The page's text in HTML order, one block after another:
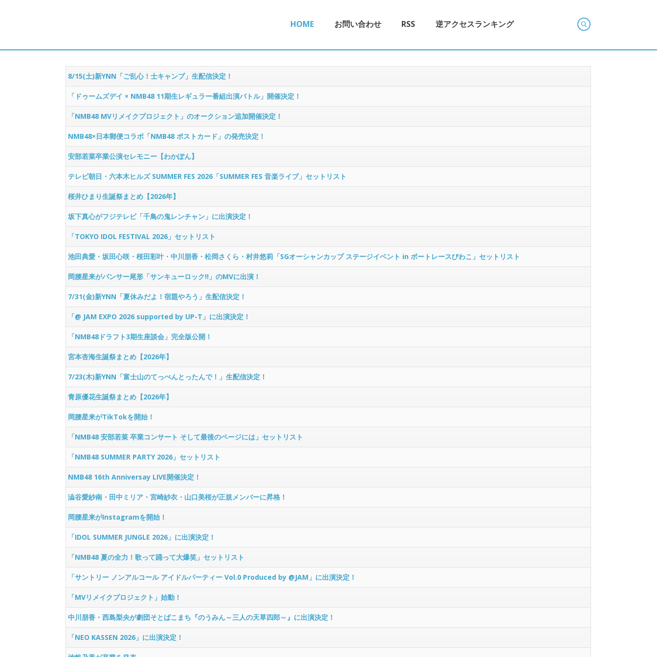
HOME お問い合わせ RSS 逆アクセスランキング
8/15(土)新YNN「ご乱心！士キャンプ」生配信決定！
「ドゥームズデイ × NMB48 11期生レギュラー番組出演バトル」開催決定！
「NMB48 MVリメイクプロジェクト」のオークション追加開催決定！
NMB48×日本郵便コラボ「NMB48 ポストカード」の発売決定！
安部若菜卒業公演セレモニー【わかぽん】
テレビ朝日・六本木ヒルズ SUMMER FES 2026「SUMMER FES 音楽ライブ」セットリスト
桜井ひまり生誕祭まとめ【2026年】
坂下真心がフジテレビ「千鳥の鬼レンチャン」に出演決定！
「TOKYO IDOL FESTIVAL 2026」セットリスト
池田典愛・坂田心咲・桜田彩叶・中川朋香・松岡さくら・村井悠莉「SGオーシャンカップ ステージイベント in ボートレースびわこ」セットリスト
岡腰星来がパンサー尾形「サンキューロック!!」のMVに出演！
7/31(金)新YNN「夏休みだよ！宿題やろう」生配信決定！
「@ JAM EXPO 2026 supported by UP-T」に出演決定！
「NMB48ドラフト3期生座談会」完全版公開！
宮本杏海生誕祭まとめ【2026年】
7/23(木)新YNN「富士山のてっぺんとったんで！」生配信決定！
青原優花生誕祭まとめ【2026年】
岡腰星来がTikTokを開始！
「NMB48 安部若菜 卒業コンサート そして最後のページには」セットリスト
「NMB48 SUMMER PARTY 2026」セットリスト
NMB48 16th Anniversay LIVE開催決定！
澁谷愛紗南・田中ミリア・宮崎紗衣・山口美桜が正規メンバーに昇格！
岡腰星来がInstagramを開始！
「IDOL SUMMER JUNGLE 2026」に出演決定！
「NMB48 夏の全力！歌って踊って大爆笑」セットリスト
「サントリー ノンアルコール アイドルパーティー Vol.0 Produced by @JAM」に出演決定！
「MVリメイクプロジェクト」始動！
中川朋香・西島梨央が劇団そとばこまち『のうみん～三人の天草四郎～』に出演決定！
「NEO KASSEN 2026」に出演決定！